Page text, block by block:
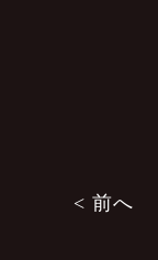
投
< 前へ